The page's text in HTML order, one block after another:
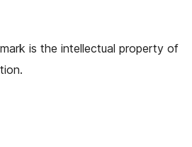
is the intellectual property of